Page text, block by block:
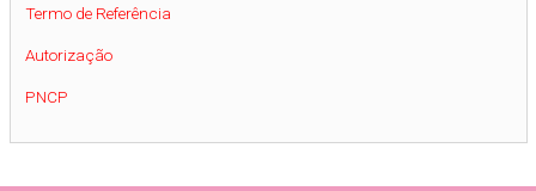
Termo de Referência
Autorização
PNCP